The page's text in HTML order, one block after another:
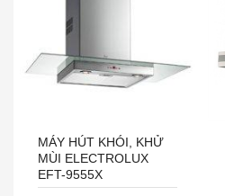
MÁY HÚT KHÓI, KHỬ
MÙI ELECTROLUX
EFT-9555X